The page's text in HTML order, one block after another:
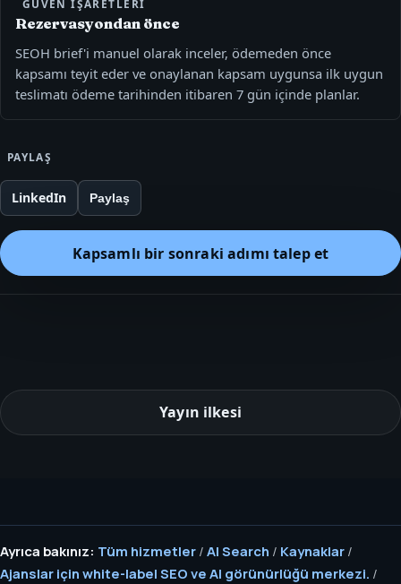
GÜVEN IŞARETLERI
Rezervasyondan önce
SEOH brief'i manuel olarak inceler, ödemeden önce
kapsamı teyit eder ve onaylanan kapsam uygunsa ilk uygun
teslimatı ödeme tarihinden itibaren 7 gün içinde planlar.
PAYLAŞ
LinkedIn Paylaş
Kapsamlı bir sonraki adımı talep et
Yayın ilkesi
Ayrıca bakınız: Tüm hizmetler / AI Search / Kaynaklar /
Ajanslar için white-label SEO ve AI görünürlüğü merkezi. /